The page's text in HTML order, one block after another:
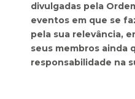
divulgadas pela
eventos em que se
pela sua relevância,
seus membros ainda
responsabilidade na